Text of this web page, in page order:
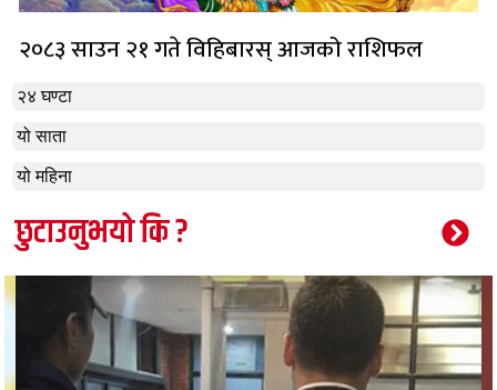
२४ घण्टा
यो साता
यो महिना
२०८३ साउन २१ गते विहिबारस् आजको राशिफल
छुटाउनुभयो कि ?